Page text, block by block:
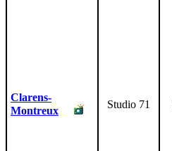
Clarens-
Montreux
Studio 71